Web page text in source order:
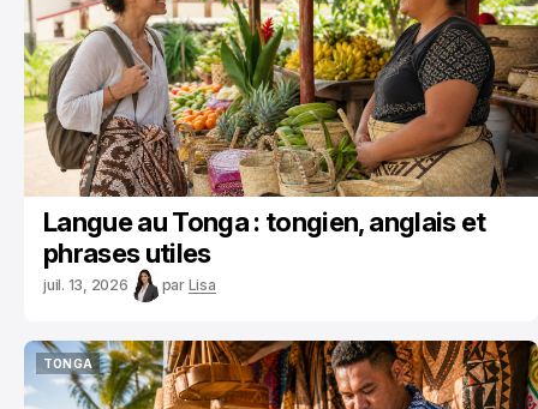
Langue au Tonga : tongien, anglais et
phrases utiles
juil. 13, 2026 par Lisa
TONGA
TONGA